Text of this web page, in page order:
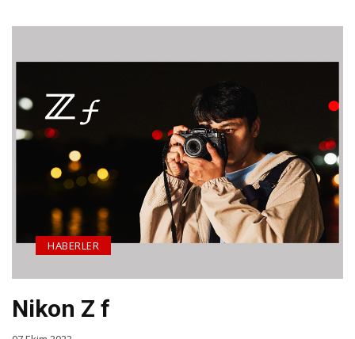
Nikon Z f
HABERLER